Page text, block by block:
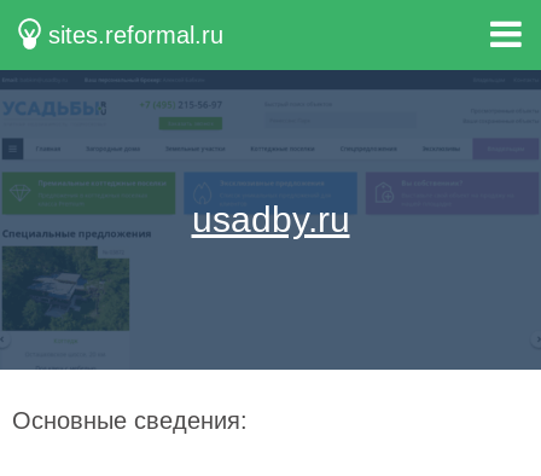
sites.reformal.ru
usadby.ru
Основные сведения: